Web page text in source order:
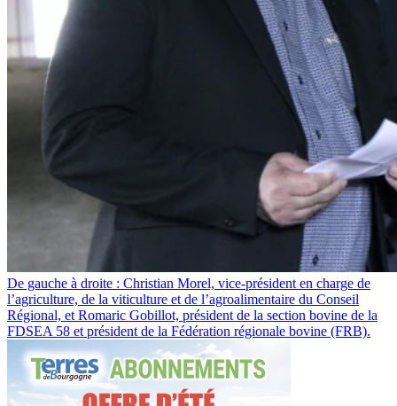
De gauche à droite : Christian Morel, vice-président en charge de
l’agriculture, de la viticulture et de l’agroalimentaire du Conseil
Régional, et Romaric Gobillot, président de la section bovine de la
FDSEA 58 et président de la Fédération régionale bovine (FRB).